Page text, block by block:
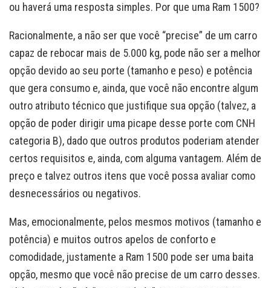
ou haverá uma resposta simples. Por que uma Ram 1500?
Racionalmente, a não ser que você “precise” de um carro
capaz de rebocar mais de 5.000 kg, pode não ser a melhor
opção devido ao seu porte (tamanho e peso) e potência
que gera consumo e, ainda, que você não encontre algum
outro atributo técnico que justifique sua opção (talvez, a
opção de poder dirigir uma picape desse porte com CNH
categoria B), dado que outros produtos poderiam atender
certos requisitos e, ainda, com alguma vantagem. Além de
preço e talvez outros itens que você possa avaliar como
desnecessários ou negativos.
Mas, emocionalmente, pelos mesmos motivos (tamanho e
potência) e muitos outros apelos de conforto e
comodidade, justamente a Ram 1500 pode ser uma baita
opção, mesmo que você não precise de um carro desses.